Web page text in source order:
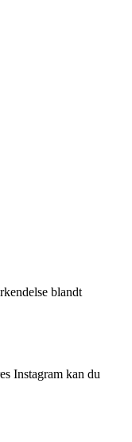
blandt
Instagram kan du